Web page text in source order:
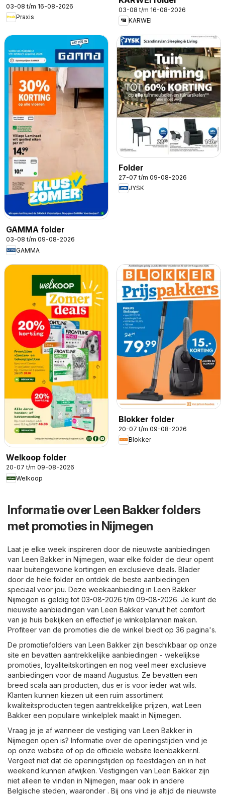
03-08 t/m 16-08-2026
Praxis
03-08 t/m 16-08-2026
KARWEI
GAMMA folder
03-08 t/m 09-08-2026
GAMMA
Folder
27-07 t/m 09-08-2026
JYSK
Welkoop folder
20-07 t/m 09-08-2026
Welkoop
Blokker folder
20-07 t/m 09-08-2026
Blokker
Informatie over Leen Bakker folders
met promoties in Nijmegen
Laat je elke week inspireren door de nieuwste aanbiedingen
van Leen Bakker in Nijmegen, waar elke folder de deur opent
naar buitengewone kortingen en exclusieve deals. Blader
door de hele folder en ontdek de beste aanbiedingen
speciaal voor jou. Deze weekaanbieding in Leen Bakker
Nijmegen is geldig tot 03-08-2026 t/m 09-08-2026. Je kunt de
nieuwste aanbiedingen van Leen Bakker vanuit het comfort
van je huis bekijken en effectief je winkelplannen maken.
Profiteer van de promoties die de winkel biedt op 36 pagina's.
De promotiefolders van Leen Bakker zijn beschikbaar op onze
site en bevatten aantrekkelijke aanbiedingen - wekelijkse
promoties, loyaliteitskortingen en nog veel meer exclusieve
aanbiedingen voor de maand Augustus. Ze bevatten een
breed scala aan producten, dus er is voor ieder wat wils.
Klanten kunnen kiezen uit een ruim assortiment
kwaliteitsproducten tegen aantrekkelijke prijzen, wat Leen
Bakker een populaire winkelplek maakt in Nijmegen.
Vraag je je af wanneer de vestiging van Leen Bakker in
Nijmegen open is? Informatie over de openingstijden vind je
op onze website of op de officiële website leenbakker.nl.
Vergeet niet dat de openingstijden op feestdagen en in het
weekend kunnen afwijken. Vestigingen van Leen Bakker zijn
niet alleen te vinden in Nijmegen, maar ook in andere
Belgische steden, waaronder . Bij ons vind je altijd de nieuwste